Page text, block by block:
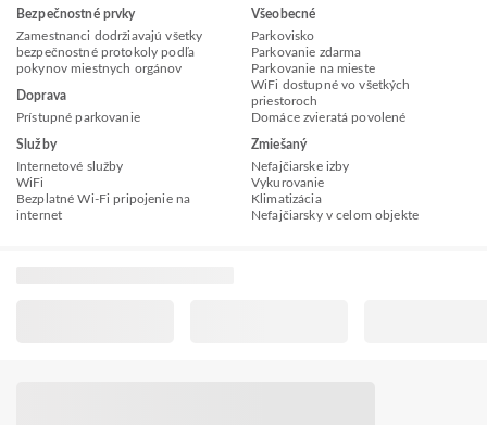
Bezpečnostné prvky
Zamestnanci dodržiavajú všetky
bezpečnostné protokoly podľa
pokynov miestnych orgánov
Doprava
Prístupné parkovanie
Služby
Internetové služby
WiFi
Bezplatné Wi-Fi pripojenie na
internet
Všeobecné
Parkovisko
Parkovanie zdarma
Parkovanie na mieste
WiFi dostupné vo všetkých
priestoroch
Domáce zvieratá povolené
Zmiešaný
Nefajčiarske izby
Vykurovanie
Klimatizácia
Nefajčiarsky v celom objekte